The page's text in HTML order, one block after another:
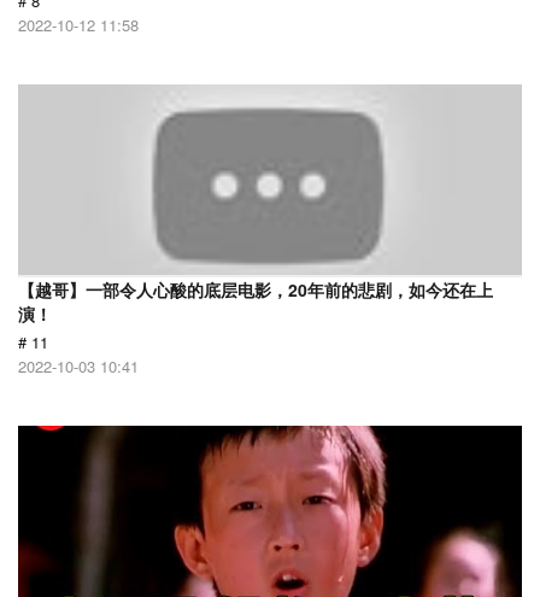
2022-10-12 11:58
【越哥】一部令人心酸的底层电影，20年前的悲剧，如今还在上
演！
# 11
2022-10-03 10:41